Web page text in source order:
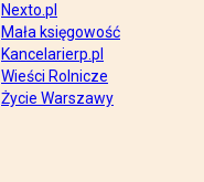
Nexto.pl
Mała księgowość
Kancelarierp.pl
Wieści Rolnicze
Życie Warszawy